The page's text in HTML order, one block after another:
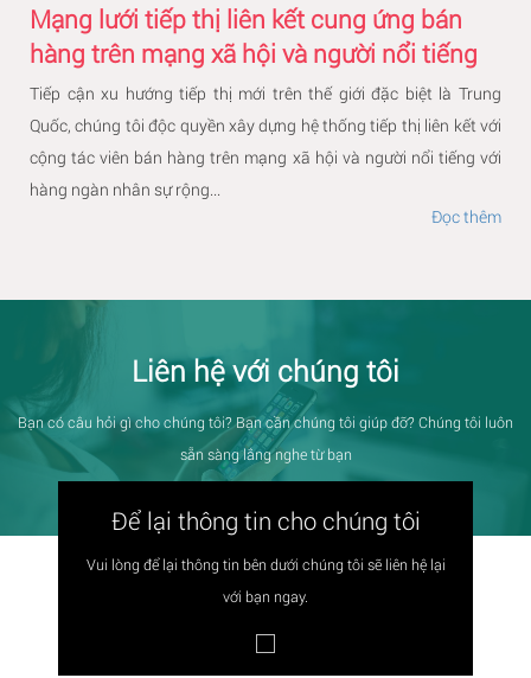
Mạng lưới tiếp thị liên kết cung ứng bán
hàng trên mạng xã hội và người nổi tiếng
Tiếp cận xu hướng tiếp thị mới trên thế giới đặc biệt là Trung
Quốc, chúng tôi độc quyền xây dựng hệ thống tiếp thị liên kết với
cộng tác viên bán hàng trên mạng xã hội và người nổi tiếng với
hàng ngàn nhân sự rộng...
Đọc thêm
Liên hệ với chúng tôi
Bạn có câu hỏi gì cho chúng tôi? Bạn cần chúng tôi giúp đỡ? Chúng tôi luôn
sẵn sàng lắng nghe từ bạn
Để lại thông tin cho chúng tôi
Vui lòng để lại thông tin bên dưới chúng tôi sẽ liên hệ lại
với bạn ngay.